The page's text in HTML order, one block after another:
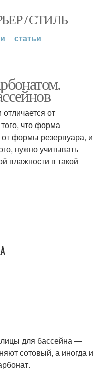
/ СТИЛЬ
статьи
от
что форма
от формы резервуара, и
нужно учитывать
влажности в такой
для бассейна —
сотовый, а иногда и